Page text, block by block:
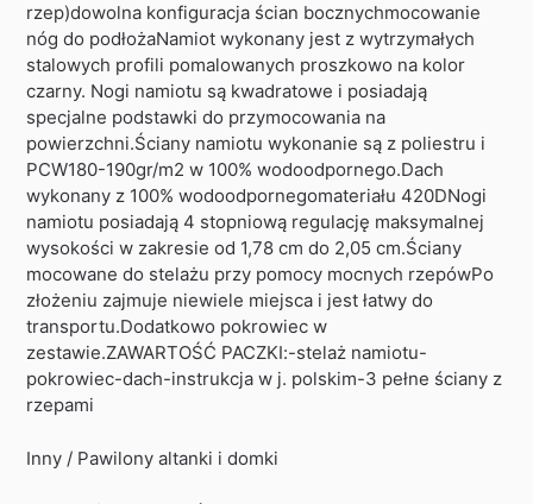
rzep)dowolna konfiguracja ścian bocznychmocowanie
nóg do podłożaNamiot wykonany jest z wytrzymałych
stalowych profili pomalowanych proszkowo na kolor
czarny. Nogi namiotu są kwadratowe i posiadają
specjalne podstawki do przymocowania na
powierzchni.Ściany namiotu wykonanie są z poliestru i
PCW180-190gr/m2 w 100% wodoodpornego.Dach
wykonany z 100% wodoodpornegomateriału 420DNogi
namiotu posiadają 4 stopniową regulację maksymalnej
wysokości w zakresie od 1,78 cm do 2,05 cm.Ściany
mocowane do stelażu przy pomocy mocnych rzepówPo
złożeniu zajmuje niewiele miejsca i jest łatwy do
transportu.Dodatkowo pokrowiec w
zestawie.ZAWARTOŚĆ PACZKI:-stelaż namiotu-
pokrowiec-dach-instrukcja w j. polskim-3 pełne ściany z
rzepami
Inny / Pawilony altanki i domki